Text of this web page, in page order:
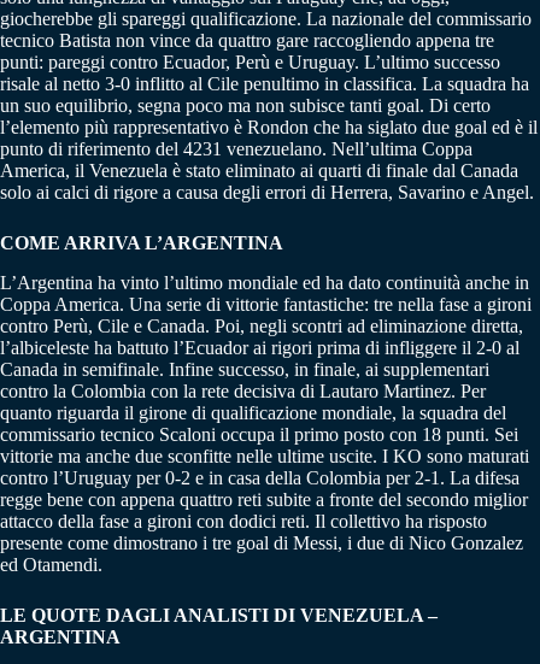
giocherebbe gli spareggi qualificazione. La nazionale del commissario
tecnico Batista non vince da quattro gare raccogliendo appena tre
punti: pareggi contro Ecuador, Perù e Uruguay. L’ultimo successo
risale al netto 3-0 inflitto al Cile penultimo in classifica. La squadra ha
un suo equilibrio, segna poco ma non subisce tanti goal. Di certo
l’elemento più rappresentativo è Rondon che ha siglato due goal ed è il
punto di riferimento del 4231 venezuelano. Nell’ultima Coppa
America, il Venezuela è stato eliminato ai quarti di finale dal Canada
solo ai calci di rigore a causa degli errori di Herrera, Savarino e Angel.
COME ARRIVA L’ARGENTINA
L’Argentina ha vinto l’ultimo mondiale ed ha dato continuità anche in
Coppa America. Una serie di vittorie fantastiche: tre nella fase a gironi
contro Perù, Cile e Canada. Poi, negli scontri ad eliminazione diretta,
l’albiceleste ha battuto l’Ecuador ai rigori prima di infliggere il 2-0 al
Canada in semifinale. Infine successo, in finale, ai supplementari
contro la Colombia con la rete decisiva di Lautaro Martinez. Per
quanto riguarda il girone di qualificazione mondiale, la squadra del
commissario tecnico Scaloni occupa il primo posto con 18 punti. Sei
vittorie ma anche due sconfitte nelle ultime uscite. I KO sono maturati
contro l’Uruguay per 0-2 e in casa della Colombia per 2-1. La difesa
regge bene con appena quattro reti subite a fronte del secondo miglior
attacco della fase a gironi con dodici reti. Il collettivo ha risposto
presente come dimostrano i tre goal di Messi, i due di Nico Gonzalez
ed Otamendi.
LE QUOTE DAGLI ANALISTI DI VENEZUELA –
ARGENTINA